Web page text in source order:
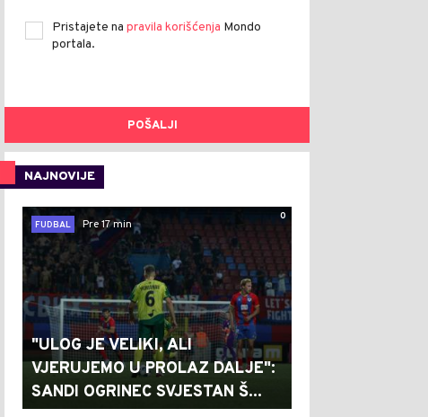
Pristajete na pravila korišćenja Mondo
portala.
POŠALJI
NAJNOVIJE
0
FUDBAL
Pre 17 min
"ULOG JE VELIKI, ALI
VJERUJEMO U PROLAZ DALJE":
SANDI OGRINEC SVJESTAN Š...